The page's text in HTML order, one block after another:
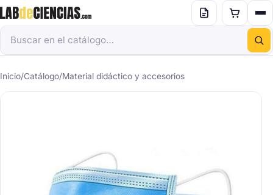
Inicio/Catálogo/Material didáctico y accesorios